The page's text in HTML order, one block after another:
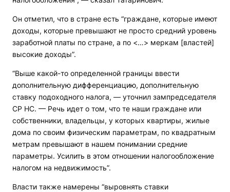
Он отметил, что в стране есть “граждане, которые имеют
доходы, которые превышают не просто средний уровень
заработной платы по стране, а по <…> меркам [властей]
высокие доходы”.
“Выше какой-то определенной границы ввести
дополнительную дифференциацию, дополнительную
ставку подоходного налога, — уточнил зампредседателя
СР НС. — Речь идет о том, что те наши граждане или
собственники, владельцы, у которых квартиры, жилые
дома по своим физическим параметрам, по квадратным
метрам превышают в нашем понимании средние
параметры. Усилить в этом отношении налогообложение
налогом на недвижимость”.
Власти также намерены “выровнять ставки